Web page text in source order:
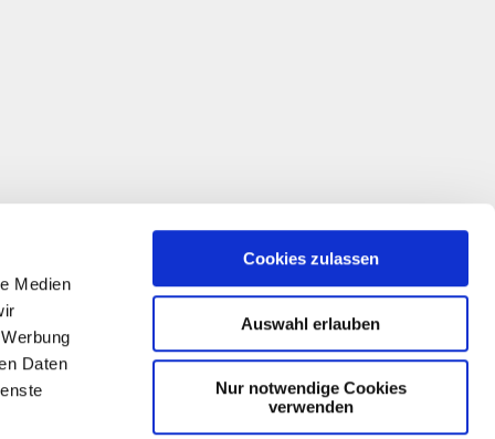
Medien
Daten
Cookies zulassen
Auswahl erlauben
Nur notwendige Cookies
verwenden